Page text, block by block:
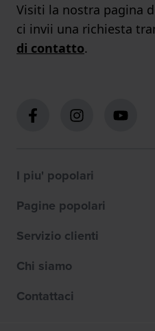
Visiti la nostra pagina
ci invii una richiesta
di contatto.
I piu' popolari
Pagine popolari
Servizio clienti
Chi siamo
Contattaci